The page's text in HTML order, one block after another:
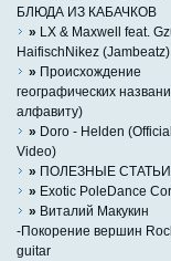
БЛЮДА ИЗ КАБАЧКОВ
» LX & Maxwell feat.
HaifischNikez (Jambeatz)
» Происхождение
географических
алфавиту)
» Doro - Helden (Official
Video)
» ПОЛЕЗНЫЕ СТАТЬИ
» Exotic PoleDance
» Виталий Макукин
-Покорение вершин
guitar